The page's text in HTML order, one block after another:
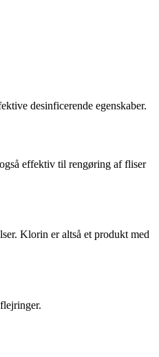
desinficerende egenskaber.
effektiv til rengøring af fliser
Klorin er altså et produkt med